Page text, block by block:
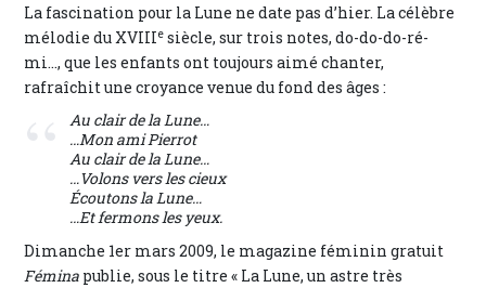
La fascination pour la Lune ne date pas d’hier. La célèbre
mélodie du XVIIIe siècle, sur trois notes, do-do-do-ré-
mi..., que les enfants ont toujours aimé chanter,
rafraîchit une croyance venue du fond des âges :
Au clair de la Lune…
…Mon ami Pierrot
Au clair de la Lune…
…Volons vers les cieux
Écoutons la Lune…
…Et fermons les yeux.
Dimanche 1er mars 2009, le magazine féminin gratuit
Fémina publie, sous le titre « La Lune, un astre très